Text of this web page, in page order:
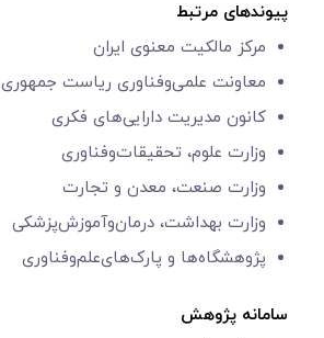
پیوندهای مرتبط
مرکز مالکیت معنوی ایران
معاونت علمی‌و‌فناوری ریاست جمهوری
کانون مدیریت دارایی‌های فکری
وزارت علوم، تحقیقات‌وفناوری
وزارت صنعت، معدن و تجارت
وزارت بهداشت، درمان‌وآموزش‌پزشکی
پژوهشگاه‌ها و پارک‌های‌‌علم‌‌و‌فناوری
سامانه پژوهش